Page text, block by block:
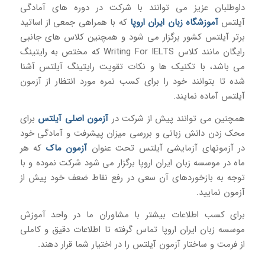
داوطلبان عزیز می توانند با شرکت در دوره های آمادگی
آیلتسآموزشگاه زبان ایران اروپا که با همراهی جمعی از اساتید
برتر آیلتس کشور برگزار می شود و همچنین کلاس های جانبی
رایگان مانند کلاس Writing For IELTS که مختص به رایتینگ
می باشد، با تکنیک ها و نکات تقویت رایتینگ آیلتس آشنا
شده تا بتوانند خود را برای کسب نمره مورد انتظار از آزمون
آیلتس آماده نمایند.
همچنین می توانند پیش از شرکت درآزمون اصلی آیلتس برای
محک زدن دانش زبانی و بررسی میزان پیشرفت و آمادگی خود
در آزمونهای آزمایشی آیلتس تحت عنوانآزمون ماک که هر
ماه در موسسه زبان ایران اروپا برگزار می شود شرکت نموده و با
توجه به بازخوردهای آن سعی در رفع نقاط ضعف خود پیش از
آزمون نمایید.
برای کسب اطلاعات بیشتر با مشاوران ما در واحد آموزش
موسسه زبان ایران اروپا تماس گرفته تا اطلاعات دقیق و کاملی
از فرمت و ساختار آزمون آیلتس را در اختیار شما قرار دهند.